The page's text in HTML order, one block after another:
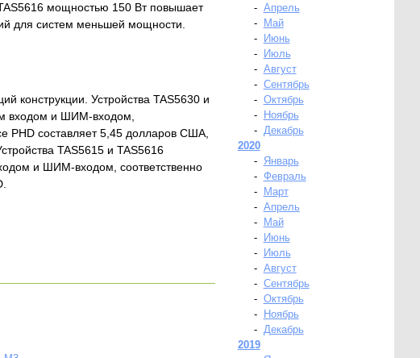
мощностью 150 Вт повышает
для систем меньшей мощности.
конструкции. Устройства TAS5630 и
входом и ШИМ-входом,
PHD составляет 5,45 долларов США,
TAS5615 и TAS5616
и ШИМ-входом, соответственно
- Апрель
-
Май
-
Июнь
-
Июль
- Август
- Сентябрь
- Октябрь
-
Ноябрь
- Декабрь
2020
-
Январь
- Февраль
-
Март
- Апрель
-
Май
-
Июнь
-
Июль
- Август
- Сентябрь
- Октябрь
-
Ноябрь
- Декабрь
2019